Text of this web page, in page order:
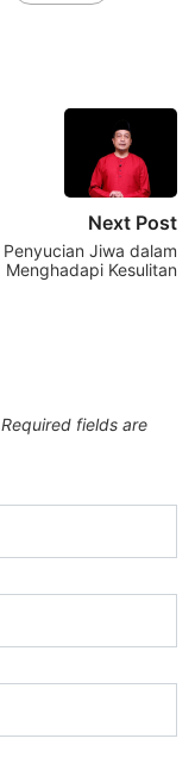
Next Post
Penyucian Jiwa dalam
Menghadapi Kesulitan
Required fields are